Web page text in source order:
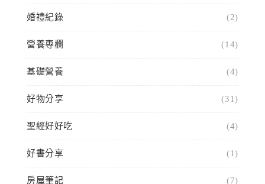
婚禮紀錄 (2)
營養專欄 (14)
基礎營養 (4)
好物分享 (31)
聖經好好吃 (4)
好書分享 (1)
房屋筆記 (7)